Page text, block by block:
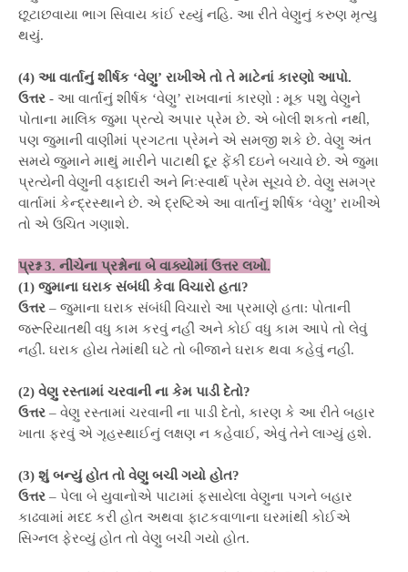
છૂટાછવાયા ભાગ સિવાય કાંઈ રહ્યું નહિ. આ રીતે વેણુનું કરુણ મૃત્યુ
થયું.
(4) આ વાર્તાનું શીર્ષક ‘વેણુ’ રાખીએ તો તે માટેનાં કારણો આપો.
ઉત્તર - આ વાર્તાનું શીર્ષક ‘વેણુ’ રાખવાનાં કારણો : મૂક પશુ વેણુને
પોતાના માલિક જુમા પ્રત્યે અપાર પ્રેમ છે. એ બોલી શકતો નથી,
પણ જુમાની વાણીમાં પ્રગટતા પ્રેમને એ સમજી શકે છે. વેણુ અંત
સમયે જુમાને માથું મારીને પાટાથી દૂર ફેંકી દઇને બચાવે છે. એ જુમા
પ્રત્યેની વેણુની વફાદારી અને નિઃસ્વાર્થ પ્રેમ સૂચવે છે. વેણુ સમગ્ર
વાર્તામાં કેન્દ્રસ્થાને છે. એ દ્રષ્ટિએ આ વાર્તાનું શીર્ષક ‘વેણુ’ રાખીએ
તો એ ઉચિત ગણાશે.
પ્રશ્ન 3. નીચેના પ્રશ્નોના બે વાક્યોમાં ઉત્તર લખો.
(1) જુમાના ઘરાક સંબંધી કેવા વિચારો હતા?
ઉત્તર – જુમાના ઘરાક સંબંધી વિચારો આ પ્રમાણે હતા: પોતાની
જરૂરિયાતથી વધુ કામ કરવું નહીં અને કોઈ વધુ કામ આપે તો લેવું
નહીં. ઘરાક હોય તેમાંથી ઘટે તો બીજાને ઘરાક થવા કહેવું નહીં.
(2) વેણુ રસ્તામાં ચરવાની ના કેમ પાડી દેતો?
ઉત્તર – વેણુ રસ્તામાં ચરવાની ના પાડી દેતો, કારણ કે આ રીતે બહાર
ખાતા ફરવું એ ગૃહસ્થાઈનું લક્ષણ ન કહેવાઈ, એવું તેને લાગ્યું હશે.
(3) શું બન્યું હોત તો વેણુ બચી ગયો હોત?
ઉત્તર – પેલા બે યુવાનોએ પાટામાં ફસાયેલા વેણુના પગને બહાર
કાઢવામાં મદદ કરી હોત અથવા ફાટકવાળાના ઘરમાંથી કોઈએ
સિગ્નલ ફેરવ્યું હોત તો વેણુ બચી ગયો હોત.